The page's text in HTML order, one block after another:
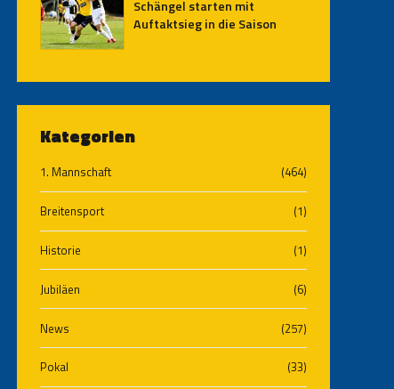
Schängel starten mit
Auftaktsieg in die Saison
Kategorien
1. Mannschaft (464)
Breitensport (1)
Historie (1)
Jubiläen (6)
News (257)
Pokal (33)